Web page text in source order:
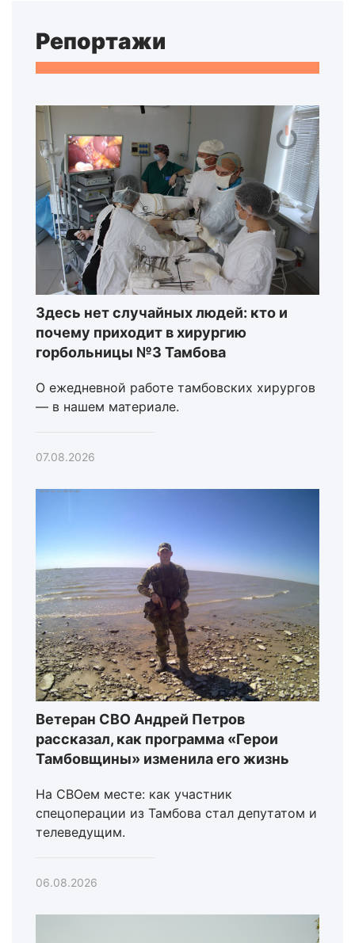
Репортажи
Здесь нет случайных людей: кто и
почему приходит в хирургию
горбольницы №3 Тамбова
О ежедневной работе тамбовских хирургов
— в нашем материале.
07.08.2026
Ветеран СВО Андрей Петров
рассказал, как программа «Герои
Тамбовщины» изменила его жизнь
На СВОем месте: как участник
спецоперации из Тамбова стал депутатом и
телеведущим.
06.08.2026